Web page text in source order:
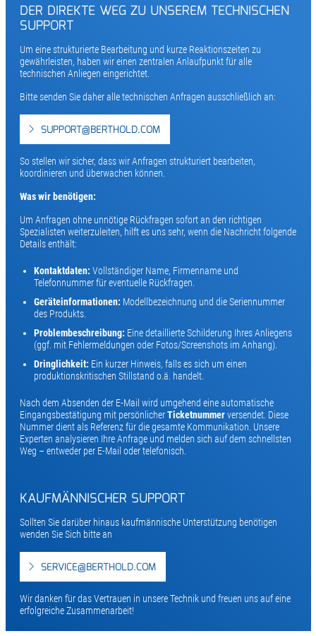
DER DIREKTE WEG ZU UNSEREM TECHNISCHEN
SUPPORT
Um eine strukturierte Bearbeitung und kurze Reaktionszeiten zu
gewährleisten, haben wir einen zentralen Anlaufpunkt für alle
technischen Anliegen eingerichtet.
Bitte senden Sie daher alle technischen Anfragen ausschließlich an:
SUPPORT@BERTHOLD.COM
So stellen wir sicher, dass wir Anfragen strukturiert bearbeiten,
koordinieren und überwachen können.
Was wir benötigen:
Um Anfragen ohne unnötige Rückfragen sofort an den richtigen
Spezialisten weiterzuleiten, hilft es uns sehr, wenn die Nachricht folgende
Details enthält:
Kontaktdaten: Vollständiger Name, Firmenname und
Telefonnummer für eventuelle Rückfragen.
Geräteinformationen: Modellbezeichnung und die Seriennummer
des Produkts.
Problembeschreibung: Eine detaillierte Schilderung Ihres Anliegens
(ggf. mit Fehlermeldungen oder Fotos/Screenshots im Anhang).
Dringlichkeit: Ein kurzer Hinweis, falls es sich um einen
produktionskritischen Stillstand o.ä. handelt.
Nach dem Absenden der E-Mail wird umgehend eine automatische
Eingangsbestätigung mit persönlicherTicketnummerversendet. Diese
Nummer dient als Referenz für die gesamte Kommunikation. Unsere
Experten analysieren Ihre Anfrage und melden sich auf dem schnellsten
Weg – entweder per E-Mail oder telefonisch.
KAUFMÄNNISCHER SUPPORT
Sollten Sie darüber hinaus kaufmännische Unterstützung benötigen
wenden Sie Sich bitte an
SERVICE@BERTHOLD.COM
Wir danken für das Vertrauen in unsere Technik und freuen uns auf eine
erfolgreiche Zusammenarbeit!